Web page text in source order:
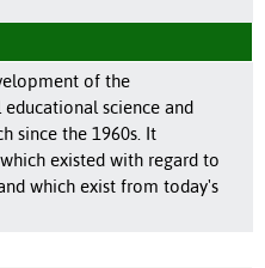
of the
science and
since the 1960s. It
existed with regard to
which exist from today's